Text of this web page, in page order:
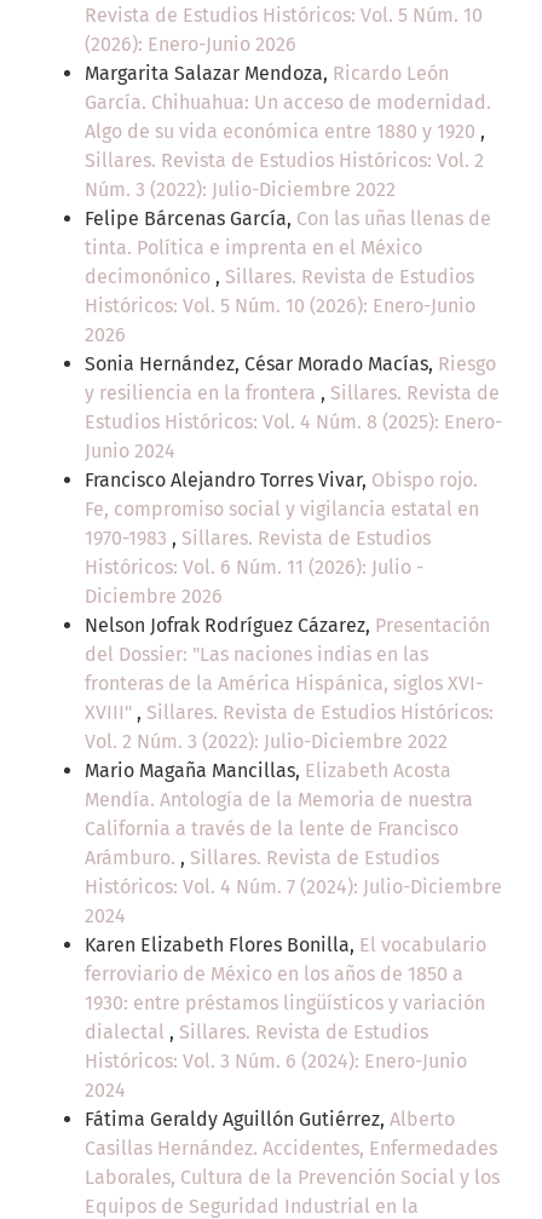
Revista de Estudios Históricos: Vol. 5 Núm. 10
(2026): Enero-Junio 2026
Margarita Salazar Mendoza, Ricardo León
García. Chihuahua: Un acceso de modernidad.
Algo de su vida económica entre 1880 y 1920 ,
Sillares. Revista de Estudios Históricos: Vol. 2
Núm. 3 (2022): Julio-Diciembre 2022
Felipe Bárcenas García, Con las uñas llenas de
tinta. Política e imprenta en el México
decimonónico , Sillares. Revista de Estudios
Históricos: Vol. 5 Núm. 10 (2026): Enero-Junio
2026
Sonia Hernández, César Morado Macías, Riesgo
y resiliencia en la frontera , Sillares. Revista de
Estudios Históricos: Vol. 4 Núm. 8 (2025): Enero-
Junio 2024
Francisco Alejandro Torres Vivar, Obispo rojo.
Fe, compromiso social y vigilancia estatal en
1970-1983 , Sillares. Revista de Estudios
Históricos: Vol. 6 Núm. 11 (2026): Julio -
Diciembre 2026
Nelson Jofrak Rodríguez Cázarez, Presentación
del Dossier: "Las naciones indias en las
fronteras de la América Hispánica, siglos XVI-
XVIII" , Sillares. Revista de Estudios Históricos:
Vol. 2 Núm. 3 (2022): Julio-Diciembre 2022
Mario Magaña Mancillas, Elizabeth Acosta
Mendía. Antología de la Memoria de nuestra
California a través de la lente de Francisco
Arámburo. , Sillares. Revista de Estudios
Históricos: Vol. 4 Núm. 7 (2024): Julio-Diciembre
2024
Karen Elizabeth Flores Bonilla, El vocabulario
ferroviario de México en los años de 1850 a
1930: entre préstamos lingüísticos y variación
dialectal , Sillares. Revista de Estudios
Históricos: Vol. 3 Núm. 6 (2024): Enero-Junio
2024
Fátima Geraldy Aguillón Gutiérrez, Alberto
Casillas Hernández. Accidentes, Enfermedades
Laborales, Cultura de la Prevención Social y los
Equipos de Seguridad Industrial en la